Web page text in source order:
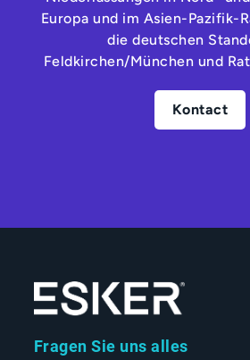
Europa und im Asien-Pazifik-
die deutschen
Feldkirchen/München und
Kontact
Fragen Sie uns alles